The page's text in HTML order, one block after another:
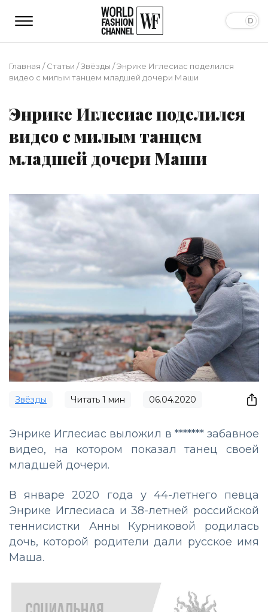
Главная /Статьи /Звёзды /Энрике Иглесиас поделился
видео с милым танцем младшей дочери Маши
Энрике Иглесиас поделился
видео с милым танцем
младшей дочери Маши
Звёзды Читать 1 мин 06.04.2020
Энрике Иглесиас выложил в ******* забавное
видео, на котором показал танец своей
младшей дочери.
В январе 2020 года у 44-летнего певца
Энрике Иглесиаса и 38-летней российской
теннисистки Анны Курниковой родилась
дочь, которой родители дали русское имя
Маша.